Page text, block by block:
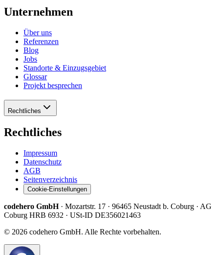
Unternehmen
Über uns
Referenzen
Blog
Jobs
Standorte & Einzugsgebiet
Glossar
Projekt besprechen
Rechtliches
Rechtliches
Impressum
Datenschutz
AGB
Seitenverzeichnis
Cookie-Einstellungen
codehero GmbH· Mozartstr. 17 · 96465 Neustadt b. Coburg · AG
Coburg HRB 6932 · USt-ID DE356021463
© 2026 codehero GmbH. Alle Rechte vorbehalten.